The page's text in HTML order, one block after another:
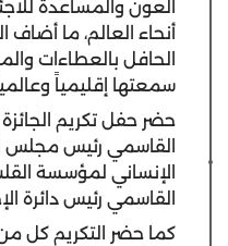
العون والمساعدة
أنحاء العالم، ما أضاف
الحافل بالعطاءات
سمعتها إقليمياً
حضر حفل تكريم
القاسمي رئيس مجلس
الإنساني لمؤسسة
القاسمي رئيس دائرة
كما حضر التكريم كل